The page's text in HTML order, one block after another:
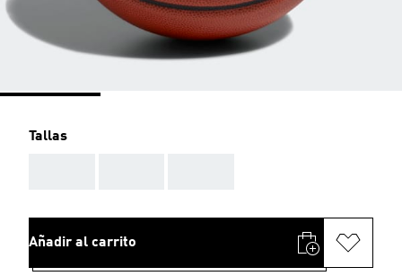
Tallas
Añadir al carrito